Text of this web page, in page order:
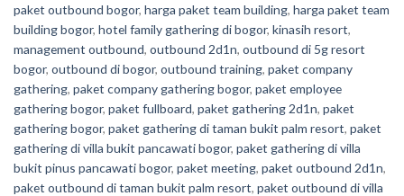
paket outbound bogor, harga paket team building, harga paket team
building bogor, hotel family gathering di bogor, kinasih resort,
management outbound, outbound 2d1n, outbound di 5g resort
bogor, outbound di bogor, outbound training, paket company
gathering, paket company gathering bogor, paket employee
gathering bogor, paket fullboard, paket gathering 2d1n, paket
gathering bogor, paket gathering di taman bukit palm resort, paket
gathering di villa bukit pancawati bogor, paket gathering di villa
bukit pinus pancawati bogor, paket meeting, paket outbound 2d1n,
paket outbound di taman bukit palm resort, paket outbound di villa